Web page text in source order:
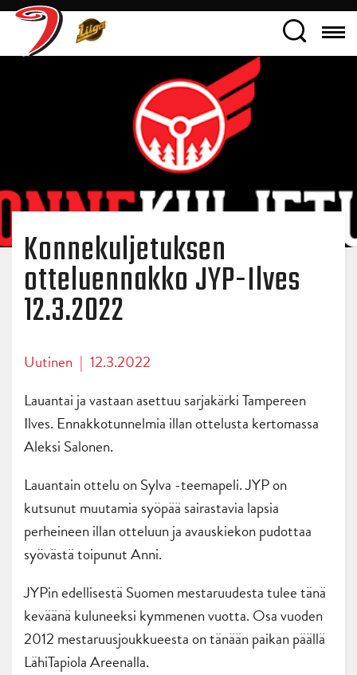
Konnekuljetuksen
otteluennakko JYP-Ilves
12.3.2022
Uutinen | 12.3.2022
Lauantai ja vastaan asettuu sarjakärki Tampereen
Ilves. Ennakkotunnelmia illan ottelusta kertomassa
Aleksi Salonen.
Lauantain ottelu on Sylva -teemapeli. JYP on
kutsunut muutamia syöpää sairastavia lapsia
perheineen illan otteluun ja avauskiekon pudottaa
syövästä toipunut Anni.
JYPin edellisestä Suomen mestaruudesta tulee tänä
keväänä kuluneeksi kymmenen vuotta. Osa vuoden
2012 mestaruusjoukkueesta on tänään paikan päällä
LähiTapiola Areenalla.